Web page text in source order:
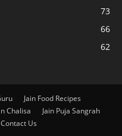
73
66
62
Jain Food Recipes
Chalisa
Jain Puja Sangrah
Contact Us